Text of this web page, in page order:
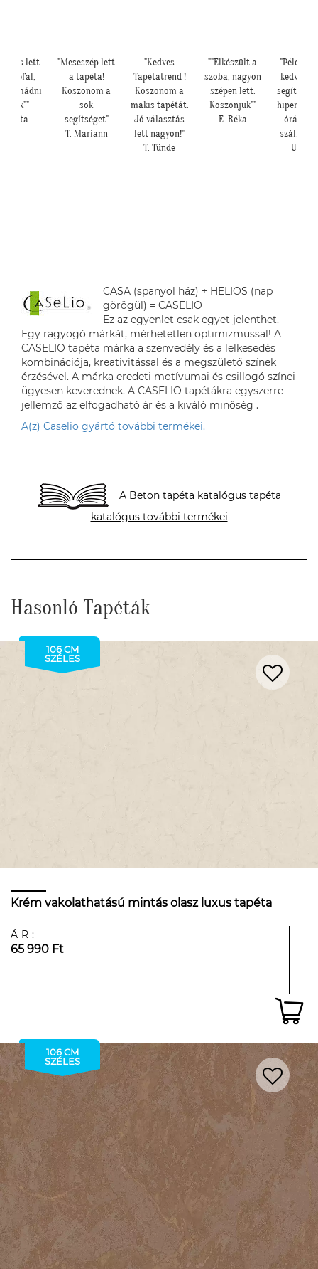
"Meseszép lett
a tapéta!
Köszönöm a
segítséget"
"Kedves
Tapétatrend !
Köszönöm a
makis tapétát.
Jó választás
lett nagyon!"
""Elkészült a
szoba, nagyon
szépen lett.
Köszönjük""
E. Réka
"Példa értékű
kedvesség és
segítőkészség,
hiperszuper 24
órán belüli
szállítással!"
CASA (spanyol ház) + HELIOS (nap
görögül) = CASELIO
Ez az egyenlet csak egyet jelenthet.
Egy ragyogó márkát, mérhetetlen optimizmussal! A
CASELIO tapéta márka a szenvedély és a lelkesedés
kombinációja, kreativitással és a megszülető színek
érzésével. A márka eredeti motívumai és csillogó színei
ügyesen keverednek. A CASELIO tapétákra egyszerre
jellemző az elfogadható ár és a kiváló minőség .
A(z) Caselio gyártó további termékei.
A Beton tapéta katalógus tapéta
katalógus további termékei
Hasonló Tapéták
106 CM
SZÉLES
Krém vakolathatású mintás olasz luxus tapéta
ÁR:
65 990 Ft
106 CM
SZÉLES